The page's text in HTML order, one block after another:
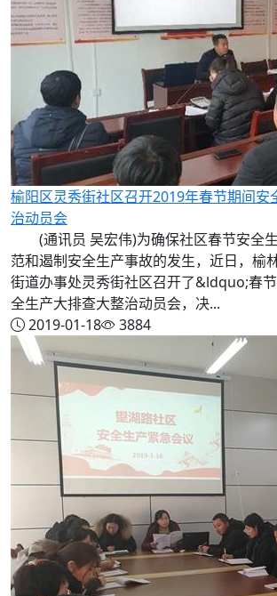
榆阳区灵秀街社区召开2019年春节期间安
治动员会
(通讯员 吴宏伟)为确保社区春节安全
范和遏制安全生产事故的发生，近日，榆
街道办事处灵秀街社区召开了&ldquo;春
全生产大排查大整治动员会，决...
2019-01-18
3884